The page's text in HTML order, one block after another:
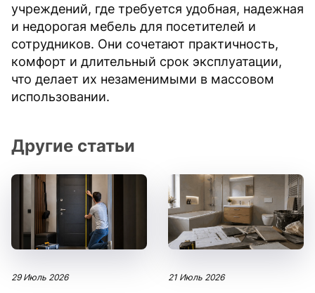
учреждений, где требуется удобная, надежная
и недорогая мебель для посетителей и
сотрудников. Они сочетают практичность,
комфорт и длительный срок эксплуатации,
что делает их незаменимыми в массовом
использовании.
Другие статьи
29 Июль 2026 21 Июль 2026